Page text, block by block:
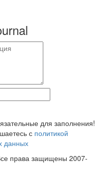
для заполнения!
с политикой
данных
права защищены 2007-